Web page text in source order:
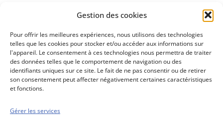
Gestion des cookies
Pour offrir les meilleures expériences, nous utilisons des technologies
telles que les cookies pour stocker et/ou accéder aux informations sur
l'appareil. Le consentement à ces technologies nous permettra de traiter
des données telles que le comportement de navigation ou des
identifiants uniques sur ce site. Le fait de ne pas consentir ou de retirer
son consentement peut affecter négativement certaines caractéristiques
et fonctions.
Gérer les services
Contenu abonnés
Conseils boursiers depuis 1952
Propos Utiles est